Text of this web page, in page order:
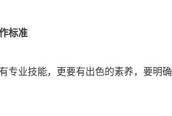
标准
专业技能，更要有出色的素养，要明